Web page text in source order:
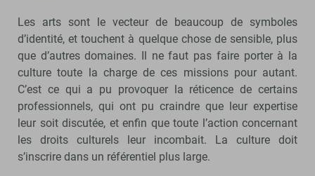
Les arts sont le vecteur de beaucoup de symboles
d’identité, et touchent à quelque chose de sensible, plus
que d’autres domaines. Il ne faut pas faire porter à la
culture toute la charge de ces missions pour autant.
C’est ce qui a pu provoquer la réticence de certains
professionnels, qui ont pu craindre que leur expertise
leur soit discutée, et enfin que toute l’action concernant
les droits culturels leur incombait. La culture doit
s’inscrire dans un référentiel plus large.